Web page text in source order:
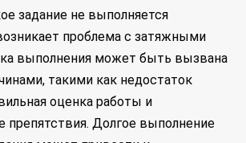
задание не выполняется
проблема с затяжными
выполнения может быть вызвана
такими как недостаток
оценка работы и
препятствия. Долгое выполнение